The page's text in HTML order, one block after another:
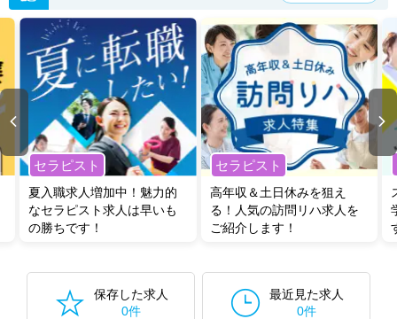
セラピスト
夏入職求人増加中！魅力的
なセラピスト求人は早いも
の勝ちです！
セラピスト
高年収＆土日休みを狙え
る！人気の訪問リハ求人を
ご紹介します！
保存した求人
0件
最近見た求人
0件